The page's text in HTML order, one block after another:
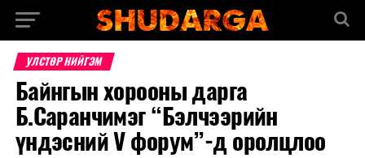
УЛСТӨР НИЙГЭМ
Байнгын хорооны дарга
Б.Саранчимэг “Бэлчээрийн
үндэсний V форум”-д оролцлоо